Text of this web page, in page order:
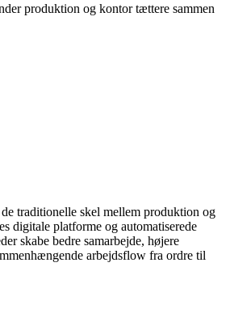
produktion og kontor tættere sammen
traditionelle skel mellem produktion og
digitale platforme og automatiserede
skabe bedre samarbejde, højere
arbejdsflow fra ordre til